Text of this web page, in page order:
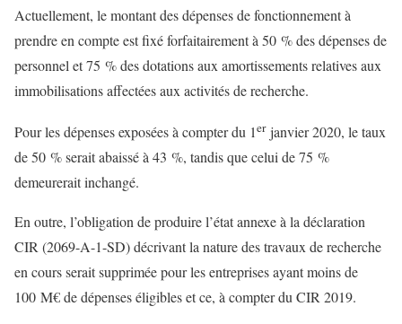
Actuellement, le montant des dépenses de fonctionnement à
prendre en compte est fixé forfaitairement à 50 % des dépenses de
personnel et 75 % des dotations aux amortissements relatives aux
immobilisations affectées aux activités de recherche.
Pour les dépenses exposées à compter du 1erjanvier 2020, le taux
de 50 % serait abaissé à 43 %, tandis que celui de 75 %
demeurerait inchangé.
En outre, l’obligation de produire l’état annexe à la déclaration
CIR (2069-A-1-SD) décrivant la nature des travaux de recherche
en cours serait supprimée pour les entreprises ayant moins de
100 M€ de dépenses éligibles et ce, à compter du CIR 2019.